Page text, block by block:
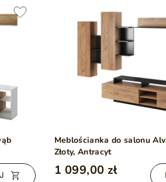
Meblościanka do salonu
Złoty, Antracyt
1 099,00 zł